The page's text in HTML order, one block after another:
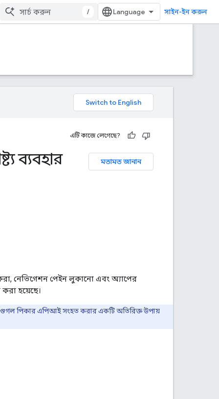
/ সাইন-ইন করুন
এটি কাজে লেগেছে?
মতামত জানান
ব্যবহার
নেভিগেশন পেইন লুকানো এবং অ্যাপের
হয়েছে।
পিকার এপিআই সংহত করার একটি অতিরিক্ত উপায়